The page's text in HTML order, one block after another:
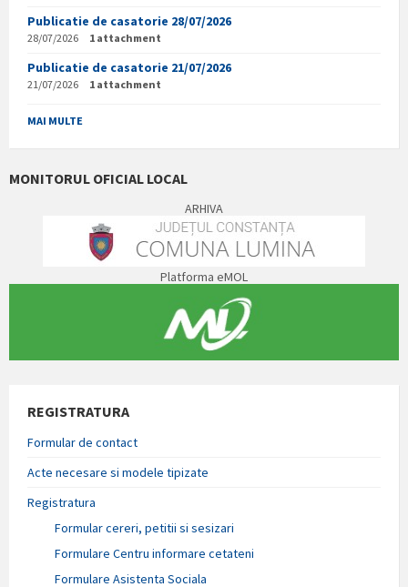
Publicatie de casatorie 28/07/2026
28/07/2026 1 attachment
Publicatie de casatorie 21/07/2026
21/07/2026 1 attachment
MAI MULTE
MONITORUL OFICIAL LOCAL
ARHIVA
Platforma eMOL
REGISTRATURA
Formular de contact
Acte necesare si modele tipizate
Registratura
Formular cereri, petitii si sesizari
Formulare Centru informare cetateni
Formulare Asistenta Sociala